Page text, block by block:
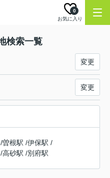
お気に入り
0
検索一覧
変更
変更
/曽根駅 /伊保駅 /
/高砂駅 /別府駅